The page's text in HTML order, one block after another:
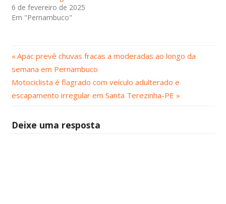
6 de fevereiro de 2025
Em "Pernambuco"
Navegação
de
Post
Post
Anterior:
Apac prevê chuvas fracas a moderadas ao longo da
semana em Pernambuco
Próximo
Post:
Motociclista é flagrado com veículo adulterado e
escapamento irregular em Santa Terezinha-PE
Deixe uma resposta